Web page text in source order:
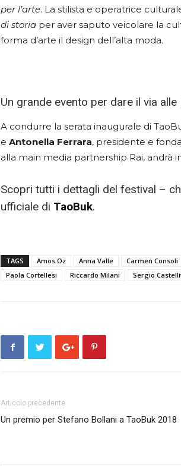
per l’arte. La stilista e operatrice
di storia per aver saputo veicolare la
forma d’arte il design dell’alta moda.
Un grande evento per dare il via alle
A condurre la serata inaugurale di
e Antonella Ferrara, presidente e
alla main media partnership Rai, andrà
Scopri tutti i dettagli del festival –
ufficiale di TaoBuk.
TAGS Amos Oz Anna Valle Carmen Consoli
Paola Cortellesi
Riccardo Milani Sergio
Articolo precedente
Un premio per Stefano Bollani a TaoBuk 2018